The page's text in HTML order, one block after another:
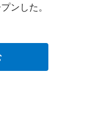
ンした。